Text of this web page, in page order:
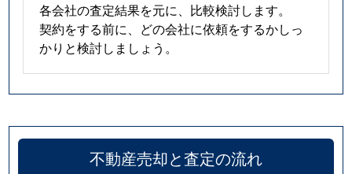
各会社の査定結果を元に、比較検討します。
契約をする前に、どの会社に依頼をするかしっ
かりと検討しましょう。
不動産売却と査定の流れ